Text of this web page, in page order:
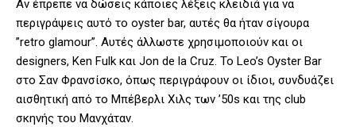
Αν έπρεπε να δώσεις κάποιες λέξεις κλειδιά για να
περιγράψεις αυτό το oyster bar, αυτές θα ήταν σίγουρα
”retro glamour”. Αυτές άλλωστε χρησιμοποιούν και οι
designers, Ken Fulk και Jon de la Cruz. Το Leo’s Oyster Bar
στο Σαν Φρανσίσκο, όπως περιγράφουν οι ίδιοι, συνδυάζει
αισθητική από το Μπέβερλι Χιλς των ’50s και της club
σκηνής του Μανχάταν.